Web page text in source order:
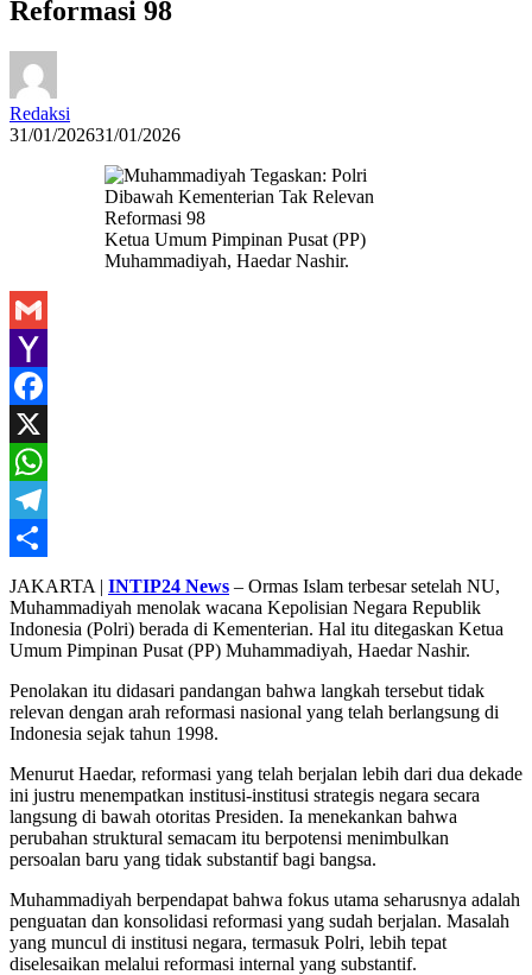
Reformasi 98
Redaksi
31/01/202631/01/2026
Ketua Umum Pimpinan Pusat (PP)
Muhammadiyah, Haedar Nashir.
Gmail
Yahoo
Mail
Facebook
X
WhatsApp
Telegram
Share
JAKARTA | INTIP24 News – Ormas Islam terbesar setelah NU,
Muhammadiyah menolak wacana Kepolisian Negara Republik
Indonesia (Polri) berada di Kementerian. Hal itu ditegaskan Ketua
Umum Pimpinan Pusat (PP) Muhammadiyah, Haedar Nashir.
Penolakan itu didasari pandangan bahwa langkah tersebut tidak
relevan dengan arah reformasi nasional yang telah berlangsung di
Indonesia sejak tahun 1998.
Menurut Haedar, reformasi yang telah berjalan lebih dari dua dekade
ini justru menempatkan institusi-institusi strategis negara secara
langsung di bawah otoritas Presiden. Ia menekankan bahwa
perubahan struktural semacam itu berpotensi menimbulkan
persoalan baru yang tidak substantif bagi bangsa.
Muhammadiyah berpendapat bahwa fokus utama seharusnya adalah
penguatan dan konsolidasi reformasi yang sudah berjalan. Masalah
yang muncul di institusi negara, termasuk Polri, lebih tepat
diselesaikan melalui reformasi internal yang substantif.